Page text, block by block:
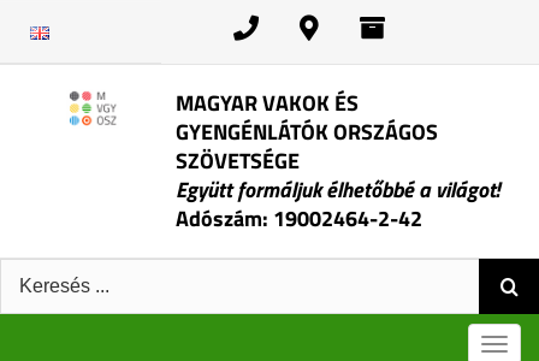
MAGYAR VAKOK ÉS
GYENGÉNLÁTÓK ORSZÁGOS
SZÖVETSÉGE
Együtt formáljuk élhetőbbé a világot!
Adószám: 19002464-2-42
Keresés: